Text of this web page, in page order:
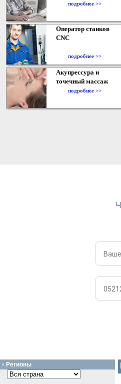
подробнее >>
Оператор станков
CNC
подробнее >>
Акупрессура и
точечный массаж
подробнее >>
Регионы